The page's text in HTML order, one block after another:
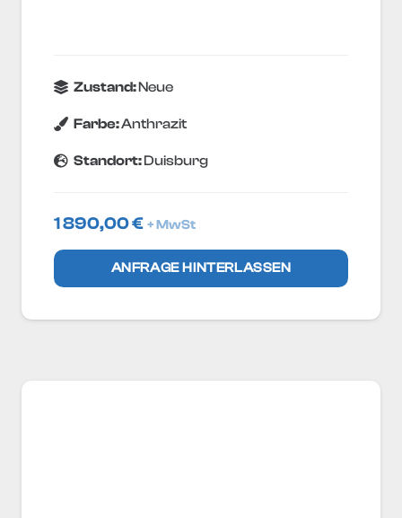
Zustand:Neue
Farbe:Anthrazit
Standort:Duisburg
1 890,00€ + MwSt
ANFRAGE HINTERLASSEN